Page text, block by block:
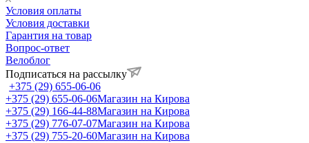
Условия оплаты
Условия доставки
Гарантия на товар
Вопрос-ответ
Велоблог
Подписаться на рассылку
+375 (29) 655-06-06
+375 (29) 655-06-06Магазин на Кирова
+375 (29) 166-44-88Магазин на Кирова
+375 (29) 776-07-07Магазин на Кирова
+375 (29) 755-20-60Магазин на Кирова